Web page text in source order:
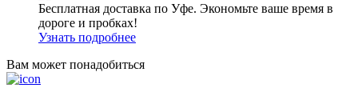
Бесплатная доставка по Уфе. Экономьте ваше время в
дороге и пробках!
Узнать подробнее
Вам может понадобиться